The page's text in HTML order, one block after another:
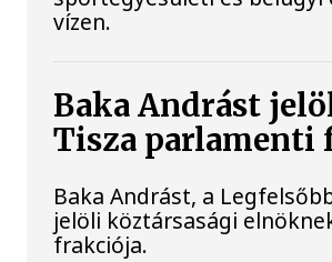
vízen.
Baka Andrást
Tisza parlamenti
Baka Andrást, a
jelöli köztársasági
frakciója.